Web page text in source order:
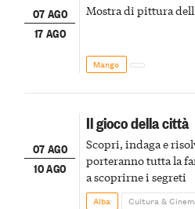
07 AGO
17 AGO
Mostra di pittura
Mango
07 AGO
10 AGO
Il gioco della città
Scopri, indaga e
porteranno tutta la
a scoprirne i segreti
Alba Cultura &